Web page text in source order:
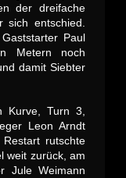
der dreifache
sich entschied.
Paul
Metern noch
damit Siebter
Kurve, Turn 3,
Leon Arndt
rutschte
weit zurück, am
Jule Weimann